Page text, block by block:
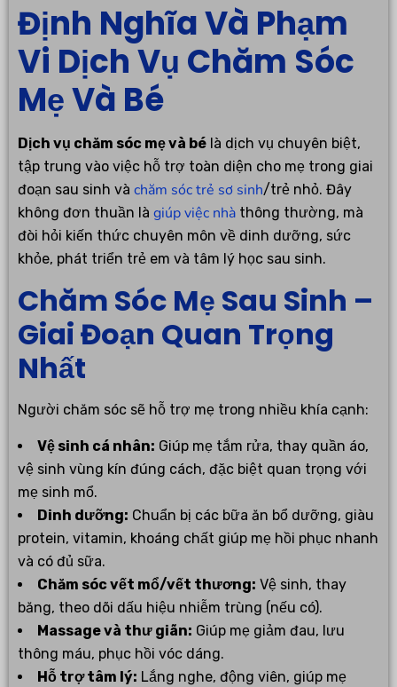
Định Nghĩa Và Phạm
Vi Dịch Vụ Chăm Sóc
Mẹ Và Bé
Dịch vụ chăm sóc mẹ và bé là dịch vụ chuyên biệt,
tập trung vào việc hỗ trợ toàn diện cho mẹ trong giai
đoạn sau sinh và chăm sóc trẻ sơ sinh/trẻ nhỏ. Đây
không đơn thuần là giúp việc nhà thông thường, mà
đòi hỏi kiến thức chuyên môn về dinh dưỡng, sức
khỏe, phát triển trẻ em và tâm lý học sau sinh.
Chăm Sóc Mẹ Sau Sinh –
Giai Đoạn Quan Trọng
Nhất
Người chăm sóc sẽ hỗ trợ mẹ trong nhiều khía cạnh:
Vệ sinh cá nhân: Giúp mẹ tắm rửa, thay quần áo,
vệ sinh vùng kín đúng cách, đặc biệt quan trọng với
mẹ sinh mổ.
Dinh dưỡng: Chuẩn bị các bữa ăn bổ dưỡng, giàu
protein, vitamin, khoáng chất giúp mẹ hồi phục nhanh
và có đủ sữa.
Chăm sóc vết mổ/vết thương: Vệ sinh, thay
băng, theo dõi dấu hiệu nhiễm trùng (nếu có).
Massage và thư giãn: Giúp mẹ giảm đau, lưu
thông máu, phục hồi vóc dáng.
Hỗ trợ tâm lý: Lắng nghe, động viên, giúp mẹ